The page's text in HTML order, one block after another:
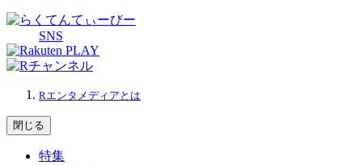
SNS
Rエンタメディアとは
閉じる
特集